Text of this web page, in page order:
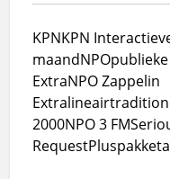
KPNKPN
maandNPO
ExtraNPO Zappelin
Extralineair
2000NPO 3 FM
RequestPluspakket